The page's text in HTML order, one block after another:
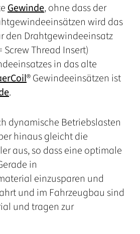
Gewinde, ohne dass der
wird das
den Drahtgewindeeinsatz
Screw Thread Insert)
in das alte
® Gewindeeinsätzen ist
.
dynamische Betriebslasten
hinaus gleicht die
aus, so dass eine optimale
in
einzusparen und
und im Fahrzeugbau sind
und tragen zur